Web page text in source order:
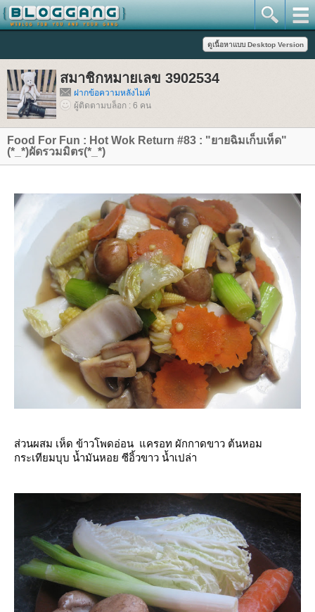
สมาชิกหมายเลข 3902534
ฝากข้อความหลังไมค์
ผู้ติดตามบล็อก : 6 คน
Food For Fun : Hot Wok Return #83 : "ยายฉิมเก็บเห็ด"
(*_*)ผัดรวมมิตร(*_*)
ส่วนผสม เห็ด ข้าวโพดอ่อน แครอท ผักกาดขาว ต้นหอม
กระเทียมบุบ น้ำมันหอย ซีอิ้วขาว น้ำเปล่า